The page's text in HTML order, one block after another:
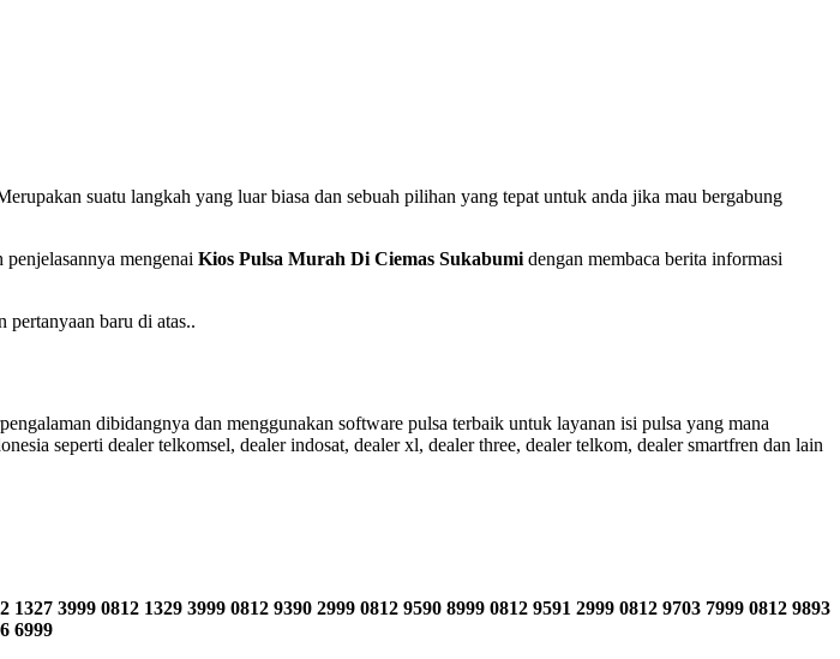
suatu langkah yang luar biasa dan sebuah pilihan yang tepat untuk anda jika mau bergabung
mengenai Kios Pulsa Murah Di Ciemas Sukabumi dengan membaca berita informasi
baru di atas..
dibidangnya dan menggunakan software pulsa terbaik untuk layanan isi pulsa yang mana
seperti dealer telkomsel, dealer indosat, dealer xl, dealer three, dealer telkom, dealer smartfren dan lain
1327 3999 0812 1329 3999 0812 9390 2999 0812 9590 8999 0812 9591 2999 0812 9703 7999 0812 9893
6999